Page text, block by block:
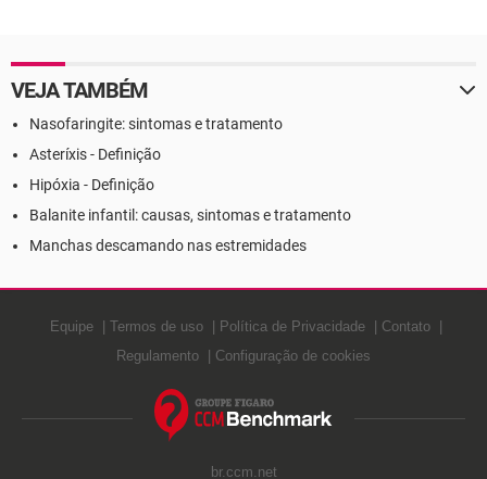
VEJA TAMBÉM
Nasofaringite: sintomas e tratamento
Asteríxis - Definição
Hipóxia - Definição
Balanite infantil: causas, sintomas e tratamento
Manchas descamando nas estremidades
Equipe Termos de uso Política de Privacidade
Contato
Regulamento
Configuração de cookies
br.ccm.net